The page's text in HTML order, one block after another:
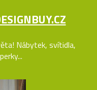
Nábytek, svítidla,